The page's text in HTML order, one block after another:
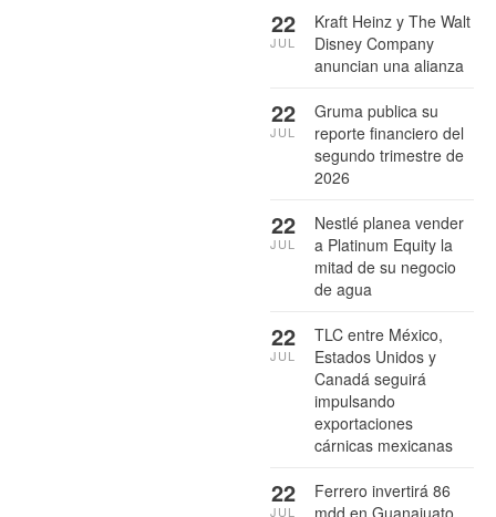
Kraft Heinz y The Walt
Disney Company
anuncian una alianza
22
JUL
Gruma publica su
reporte financiero del
segundo trimestre de
2026
22
JUL
Nestlé planea vender
a Platinum Equity la
mitad de su negocio
de agua
22
JUL
TLC entre México,
Estados Unidos y
Canadá seguirá
impulsando
exportaciones
cárnicas mexicanas
22
JUL
Ferrero invertirá 86
22
JUL